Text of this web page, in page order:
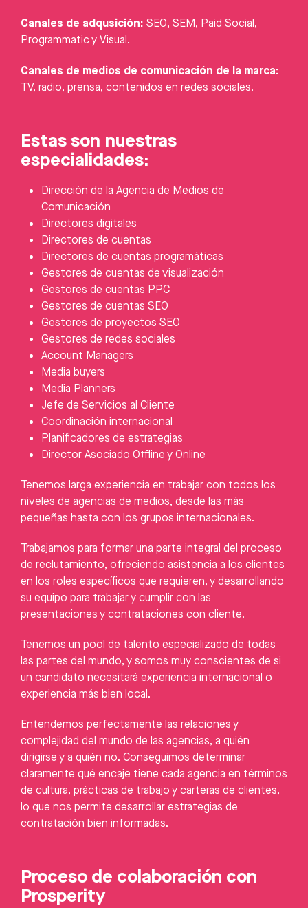
Canales de adqusición: SEO, SEM, Paid Social,
Programmatic y Visual.
Canales de medios de comunicación de la marca:
TV, radio, prensa, contenidos en redes sociales.
Estas son nuestras
especialidades:
Dirección de la Agencia de Medios de
Comunicación
Directores digitales
Directores de cuentas
Directores de cuentas programáticas
Gestores de cuentas de visualización
Gestores de cuentas PPC
Gestores de cuentas SEO
Gestores de proyectos SEO
Gestores de redes sociales
Account Managers
Media buyers
Media Planners
Jefe de Servicios al Cliente
Coordinación internacional
Planificadores de estrategias
Director Asociado Offline y Online
Tenemos larga experiencia en trabajar con todos los
niveles de agencias de medios, desde las más
pequeñas hasta con los grupos internacionales.
Trabajamos para formar una parte integral del proceso
de reclutamiento, ofreciendo asistencia a los clientes
en los roles específicos que requieren, y desarrollando
su equipo para trabajar y cumplir con las
presentaciones y contrataciones con cliente.
Tenemos un pool de talento especializado de todas
las partes del mundo, y somos muy conscientes de si
un candidato necesitará experiencia internacional o
experiencia más bien local.
Entendemos perfectamente las relaciones y
complejidad del mundo de las agencias, a quién
dirigirse y a quién no. Conseguimos determinar
claramente qué encaje tiene cada agencia en términos
de cultura, prácticas de trabajo y carteras de clientes,
lo que nos permite desarrollar estrategias de
contratación bien informadas.
Proceso de colaboración con
Prosperity